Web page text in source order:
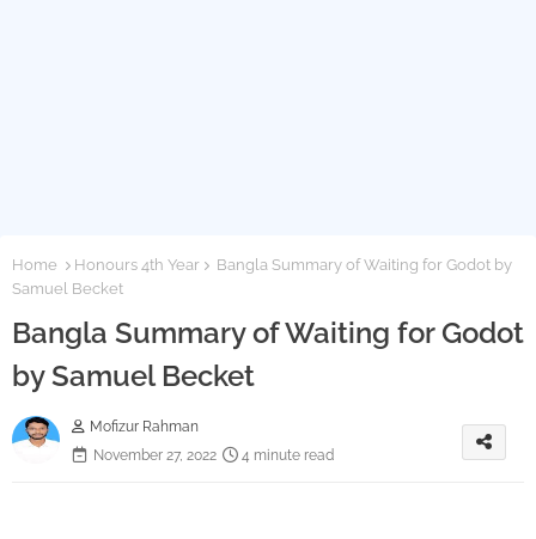
Home Honours 4th Year
Bangla Summary of Waiting for Godot by
Samuel Becket
Bangla Summary of Waiting for Godot
by Samuel Becket
Mofizur Rahman
November 27, 2022
4 minute read